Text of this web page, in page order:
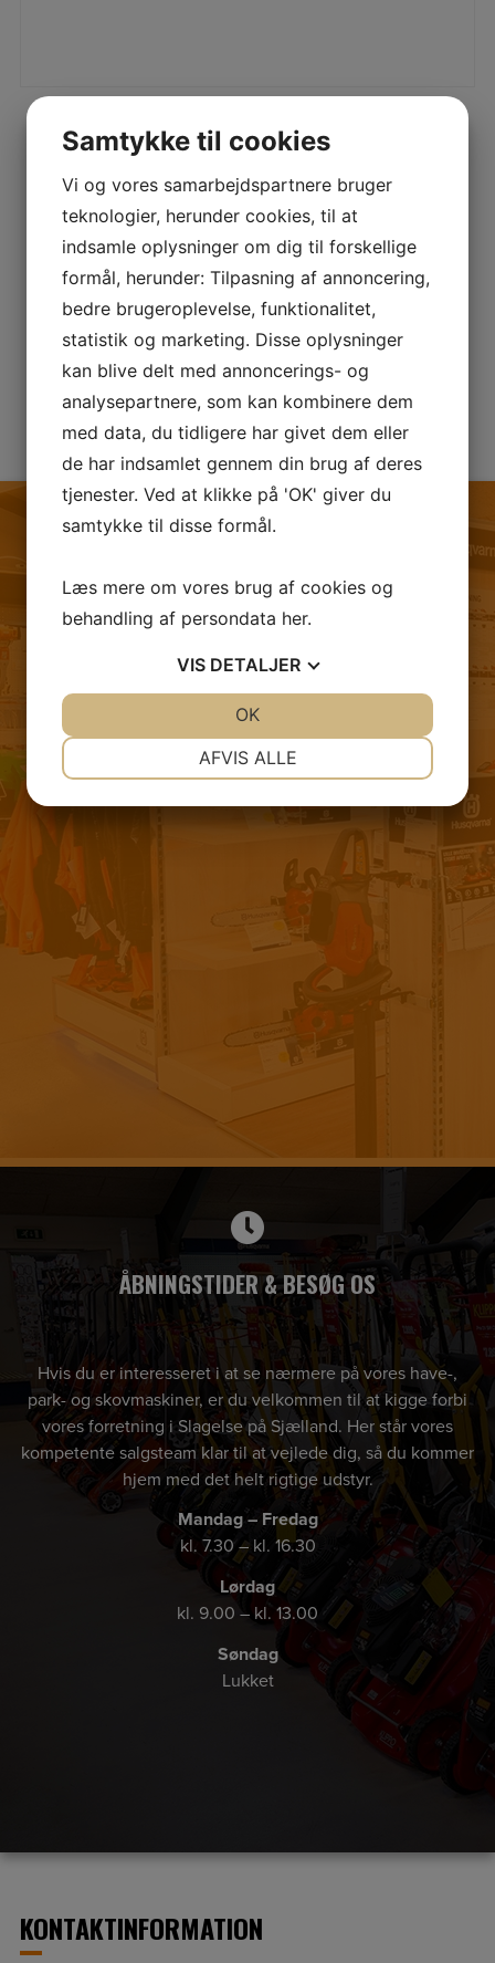
FØLG OS PÅ FACEBOOK
ÅBNINGSTIDER & BESØG OS
Hvis du er interesseret i at se nærmere på vores have-,
park- og skovmaskiner, er du velkommen til at kigge forbi
vores forretning i Slagelse på Sjælland. Her står vores
kompetente salgsteam klar til at vejlede dig, så du kommer
hjem med det helt rigtige udstyr.
Mandag – Fredag
kl. 7.30 – kl. 16.30
Lørdag
kl. 9.00 – kl. 13.00
Søndag
Lukket
KONTAKTINFORMATION
Samtykke til cookies
Vi og vores samarbejdspartnere bruger
teknologier, herunder cookies, til at
indsamle oplysninger om dig til forskellige
formål, herunder: Tilpasning af annoncering,
bedre brugeroplevelse, funktionalitet,
statistik og marketing. Disse oplysninger
kan blive delt med annoncerings- og
analysepartnere, som kan kombinere dem
med data, du tidligere har givet dem eller
de har indsamlet gennem din brug af deres
tjenester. Ved at klikke på 'OK' giver du
samtykke til disse formål.
Læs mere om vores brug af cookies og
behandling af persondata her.
VIS DETALJER
STATISTIK
AFVIS ALLE
OK